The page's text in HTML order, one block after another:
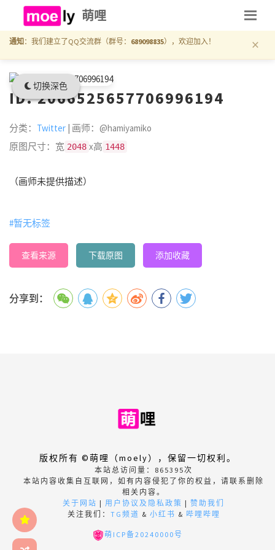
切换深色
萌哩
通知 ：我们建立了QQ交流群（群号： 689098835），欢迎加入！ ×
ID: 2066525657706996194
分类： Twitter | 画师：@hamiyamiko
原图尺寸：宽 2048 x高 1448
（画师未提供描述）
#暂无标签
查看来源 下载原图 添加收藏
分享到：
版权所有 ©萌哩（moely），保留一切权利。
本站总访问量： 865395次
本站内容收集自互联网，如有内容侵犯了你的权益，请联系删除
相关内容。
关于网站 | 用户协议及隐私政策 | 赞助我们
关注我们： TG频道 & 小红书 & 哔哩哔哩
萌ICP备20240000号